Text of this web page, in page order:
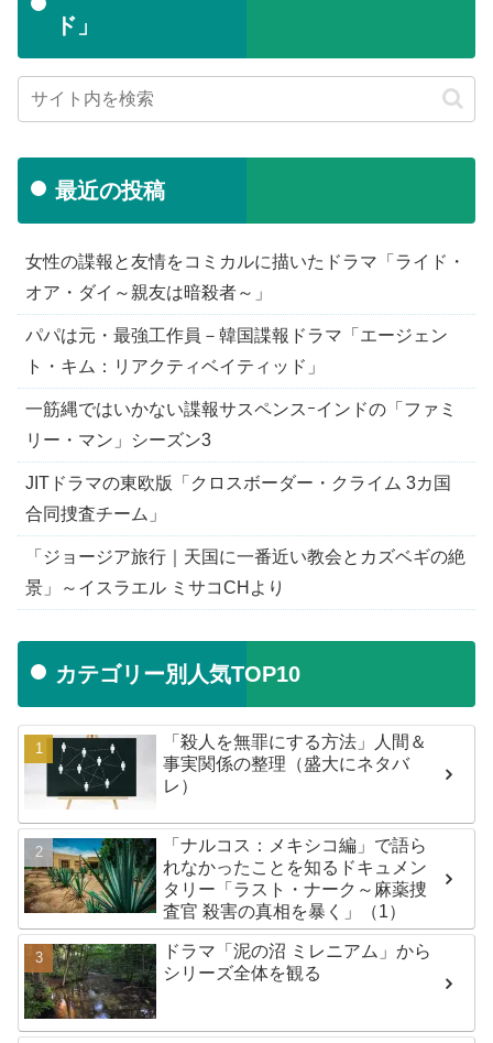
ド」
最近の投稿
女性の諜報と友情をコミカルに描いたドラマ「ライド・
オア・ダイ～親友は暗殺者～」
パパは元・最強工作員－韓国諜報ドラマ「エージェン
ト・キム：リアクティベイティッド」
一筋縄ではいかない諜報サスペンスｰインドの「ファミ
リー・マン」シーズン3
JITドラマの東欧版「クロスボーダー・クライム 3カ国
合同捜査チーム」
「ジョージア旅行｜天国に一番近い教会とカズベギの絶
景」～イスラエル ミサコCHより
カテゴリー別人気TOP10
「殺人を無罪にする方法」人間＆
事実関係の整理（盛大にネタバ
レ）
「ナルコス：メキシコ編」で語ら
れなかったことを知るドキュメン
タリー「ラスト・ナーク～麻薬捜
査官 殺害の真相を暴く」（1）
ドラマ「泥の沼 ミレニアム」から
シリーズ全体を観る